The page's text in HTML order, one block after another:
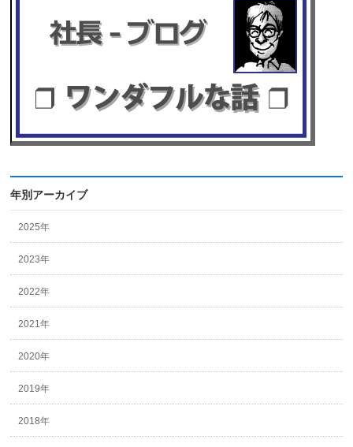
年別アーカイブ
2025年
2023年
2022年
2021年
2020年
2019年
2018年